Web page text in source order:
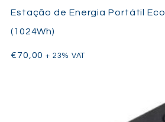
Estação de Energia Portátil
(1024Wh)
€70,00 + 23% VAT